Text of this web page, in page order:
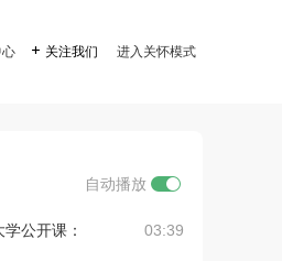
心  关注我们 进入关怀模式
自动播放
公开课：
03:39